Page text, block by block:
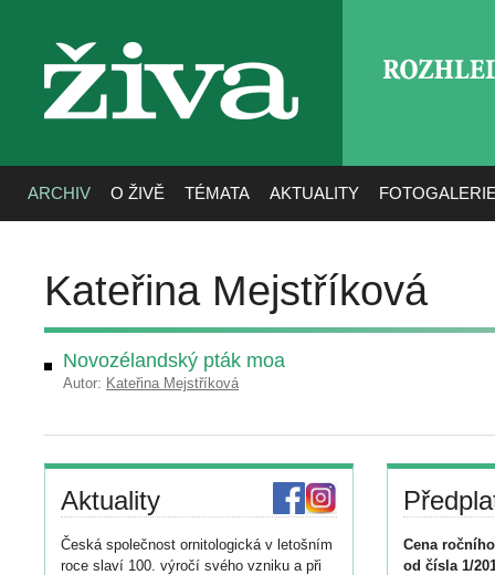
živa
ARCHIV O ŽIVĚ TÉMATA AKTUALITY
Kateřina Mejstříková
Novozélandský pták moa
Autor: Kateřina Mejstříková
Aktuality
Česká společnost ornitologická v letošním
roce slaví 100. výročí svého vzniku a při
Cena
od čísla 1/